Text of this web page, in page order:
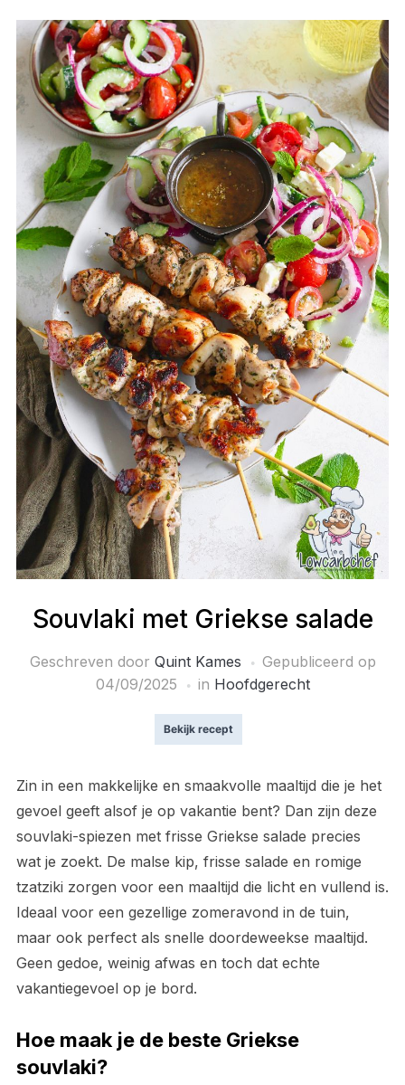
Souvlaki met Griekse salade
Geschreven door Quint Kames
Gepubliceerd op
04/09/2025
in Hoofdgerecht
Bekijk recept
Zin in een makkelijke en smaakvolle maaltijd die je het
gevoel geeft alsof je op vakantie bent? Dan zijn deze
souvlaki-spiezen met frisse Griekse salade precies
wat je zoekt. De malse kip, frisse salade en romige
tzatziki zorgen voor een maaltijd die licht en vullend is.
Ideaal voor een gezellige zomeravond in de tuin,
maar ook perfect als snelle doordeweekse maaltijd.
Geen gedoe, weinig afwas en toch dat echte
vakantiegevoel op je bord.
Hoe maak je de beste Griekse
souvlaki?